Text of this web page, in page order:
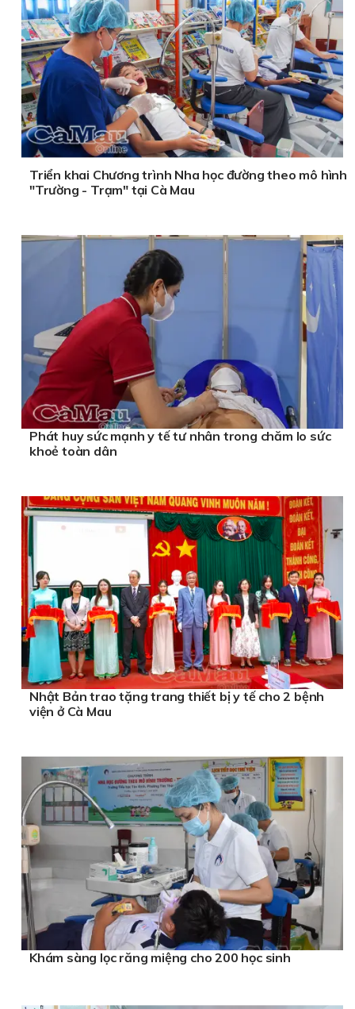
Triển khai Chương trình Nha học đường theo mô hình
"Trường - Trạm" tại Cà Mau
Phát huy sức mạnh y tế tư nhân trong chăm lo sức
khoẻ toàn dân
Nhật Bản trao tặng trang thiết bị y tế cho 2 bệnh
viện ở Cà Mau
Khám sàng lọc răng miệng cho 200 học sinh